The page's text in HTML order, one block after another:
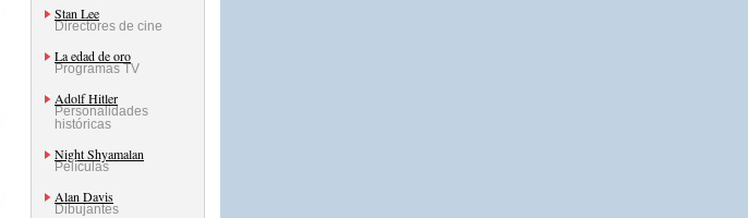
Stan Lee
Directores de cine
La edad de oro
Programas TV
Adolf Hitler
Personalidades
históricas
Night Shyamalan
Películas
Alan Davis
Dibujantes